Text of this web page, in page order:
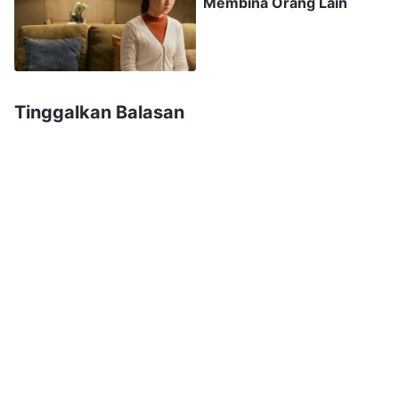
yang akan melaksanakan pekerjaan gereja?
Kemudian, tiba-tiba aku terpikir akan dua
saudari, Chen Hui dan Zhang Min, yang rajin
tanggung jawab, jadi aku harus meminta mereka
Tinggalkan Balasan